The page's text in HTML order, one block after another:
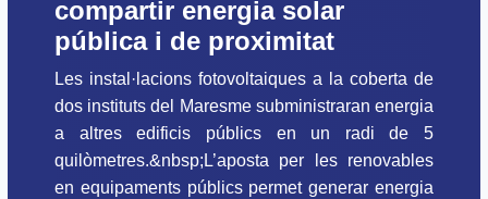
compartir energia solar
pública i de proximitat
Les instal·lacions fotovoltaiques a la coberta de
dos instituts del Maresme subministraran energia
a altres edificis públics en un radi de 5
quilòmetres.&nbsp;L’aposta per les renovables
en equipaments públics permet generar energia